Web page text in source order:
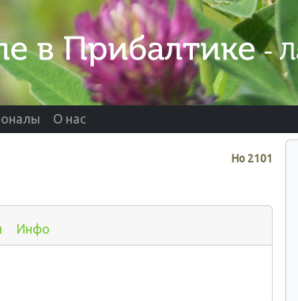
О нас
Нo 2101
Инфо